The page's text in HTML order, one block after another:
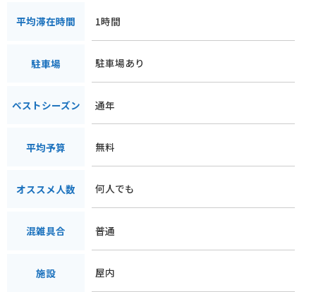
平均滞在時間 1時間
駐車場 駐車場あり
ベストシーズン 通年
平均予算 無料
オススメ人数 何人でも
混雑具合 普通
施設 屋内